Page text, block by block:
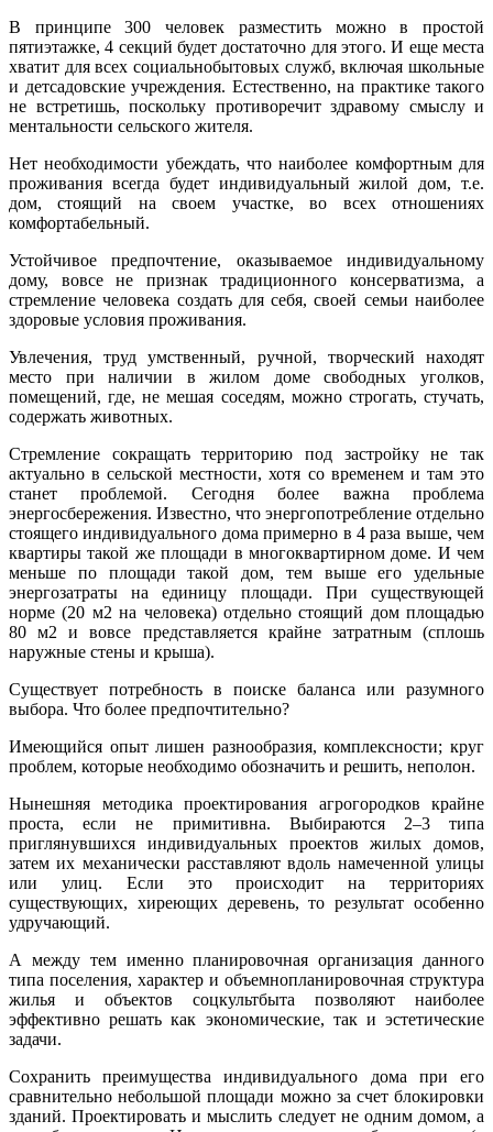
В принципе 300 человек разместить можно в простой
пятиэтажке, 4 секций будет достаточно для этого. И еще места
хватит для всех социально­бытовых служб, включая школьные
и детсадовские учреждения. Естественно, на практике такого
не встретишь, поскольку противоречит здравому смыслу и
ментальности сельского жителя.
Нет необходимости убеждать, что наиболее комфортным для
проживания всегда будет индивидуальный жилой дом, т.е.
дом, стоящий на своем участке, во всех отношениях
комфортабельный.
Устойчивое предпочтение, оказываемое индивидуальному
дому, вовсе не признак традиционного консерватизма, а
стремление человека создать для себя, своей семьи наиболее
здоровые условия проживания.
Увлечения, труд умственный, ручной, творческий находят
место при наличии в жилом доме свободных уголков,
помещений, где, не мешая соседям, можно строгать, стучать,
содержать животных.
Стремление сокращать территорию под застройку не так
актуально в сельской местности, хотя со временем и там это
станет проблемой. Сегодня более важна проблема
энергосбережения. Известно, что энергопотребление отдельно
стоящего индивидуального дома примерно в 4 раза выше, чем
квартиры такой же площади в многоквартирном доме. И чем
меньше по площади такой дом, тем выше его удельные
энергозатраты на единицу площади. При существующей
норме (20 м2 на человека) отдельно стоящий дом площадью
80 м2 и вовсе представляется крайне затратным (сплошь
наружные стены и крыша).
Существует потребность в поиске баланса или разумного
выбора. Что более предпочтительно?
Имеющийся опыт лишен разнообразия, комплексности; круг
проблем, которые необходимо обозначить и решить, неполон.
Нынешняя методика проектирования агрогородков крайне
проста, если не примитивна. Выбираются 2–3 типа
приглянувшихся индивидуальных проектов жилых домов,
затем их механически расставляют вдоль намеченной улицы
или улиц. Если это происходит на территориях
существующих, хиреющих деревень, то результат особенно
удручающий.
А между тем именно планировочная организация данного
типа поселения, характер и объемно­планировочная структура
жилья и объектов соцкультбыта позволяют наиболее
эффективно решать как экономические, так и эстетические
задачи.
Сохранить преимущества индивидуального дома при его
сравнительно небольшой площади можно за счет блокировки
зданий. Проектировать и мыслить следует не одним домом, а